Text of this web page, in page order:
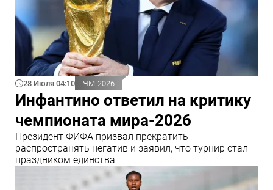
28 Июля 04:10 ЧМ-2026
Инфантино ответил на критику
чемпионата мира-2026
Президент ФИФА призвал прекратить
распространять негатив и заявил, что турнир стал
праздником единства